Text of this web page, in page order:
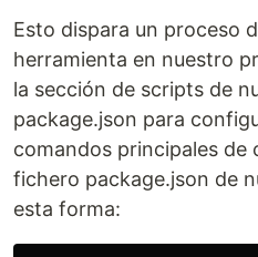
Esto dispara un proceso
herramienta en nuestro
la sección de scripts de
package.json para
comandos principales de
fichero package.json de
esta forma: